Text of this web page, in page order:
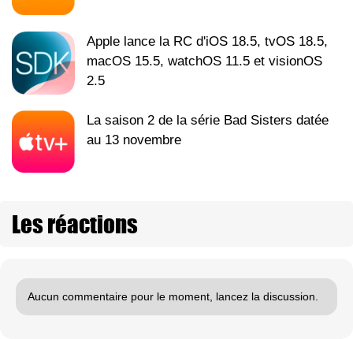
Apple lance la RC d'iOS 18.5, tvOS 18.5,
macOS 15.5, watchOS 11.5 et visionOS
2.5
La saison 2 de la série Bad Sisters datée
au 13 novembre
Les réactions
Aucun commentaire pour le moment, lancez la discussion.